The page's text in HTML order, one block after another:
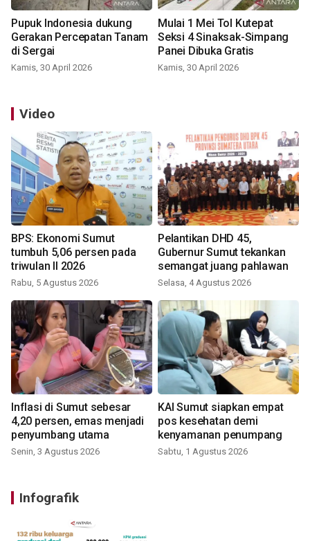
Pupuk Indonesia dukung
Gerakan Percepatan Tanam
di Sergai
Kamis, 30 April 2026
Mulai 1 Mei Tol Kutepat
Seksi 4 Sinaksak-Simpang
Panei Dibuka Gratis
Kamis, 30 April 2026
Video
BPS: Ekonomi Sumut
tumbuh 5,06 persen pada
triwulan II 2026
Rabu, 5 Agustus 2026
Pelantikan DHD 45,
Gubernur Sumut tekankan
semangat juang pahlawan
Selasa, 4 Agustus 2026
Inflasi di Sumut sebesar
4,20 persen, emas menjadi
penyumbang utama
Senin, 3 Agustus 2026
KAI Sumut siapkan empat
pos kesehatan demi
kenyamanan penumpang
Sabtu, 1 Agustus 2026
Infografik